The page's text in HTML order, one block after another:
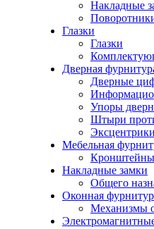
Накладные
Глазки
Глазки
Дверная
Дверные
Упоры
Штыри
Эксцентрики
Мебельная
Кронштейны
Накладные замки
Общего
Оконная
Механизмы